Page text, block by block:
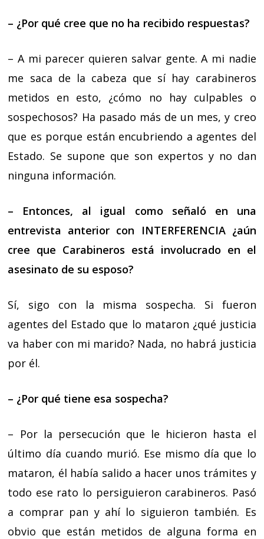
– ¿Por qué cree que no ha recibido respuestas?
– A mi parecer quieren salvar gente. A mi nadie
me saca de la cabeza que sí hay carabineros
metidos en esto, ¿cómo no hay culpables o
sospechosos? Ha pasado más de un mes, y creo
que es porque están encubriendo a agentes del
Estado. Se supone que son expertos y no dan
ninguna información.
– Entonces, al igual como señaló en una
entrevista anterior con INTERFERENCIA ¿aún
cree que Carabineros está involucrado en el
asesinato de su esposo?
Sí, sigo con la misma sospecha. Si fueron
agentes del Estado que lo mataron ¿qué justicia
va haber con mi marido? Nada, no habrá justicia
por él.
– ¿Por qué tiene esa sospecha?
– Por la persecución que le hicieron hasta el
último día cuando murió. Ese mismo día que lo
mataron, él había salido a hacer unos trámites y
todo ese rato lo persiguieron carabineros. Pasó
a comprar pan y ahí lo siguieron también. Es
obvio que están metidos de alguna forma en